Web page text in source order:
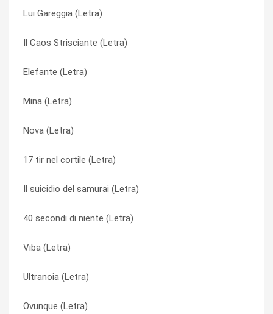
Lui Gareggia (Letra)
Il Caos Strisciante (Letra)
Elefante (Letra)
Mina (Letra)
Nova (Letra)
17 tir nel cortile (Letra)
Il suicidio del samurai (Letra)
40 secondi di niente (Letra)
Viba (Letra)
Ultranoia (Letra)
Ovunque (Letra)
A Perfect Day (Letra)
17 Tir Nel Cortile (Letra)
Nel mio letto (Letra)
Logorrea (esperti all’opera) (Letra)
1000 anni con Elide (Letra)
Mina (Letra)
Centrifuga (Letra)
Balanite (Letra)
Meduse e tappeti (Letra)
Phantastica (Letra)
Ovunque (Letra)
Ormogenia (Letra)
Ovunque (Letra)
Ovunque (Letra)
Passi da Gigante (Letra)
Per Sbaglio (Letra)
Phantastica (Letra)
Piuma (Letra)
Pixel (Letra)
Pixel (Letra)
Reverberation (Letra)
Rossella Roll Over (Letra)